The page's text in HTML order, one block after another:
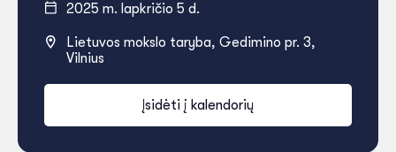
2025 m. lapkričio 5 d.
Lietuvos mokslo taryba, Gedimino pr. 3,
Vilnius
Įsidėti į kalendorių